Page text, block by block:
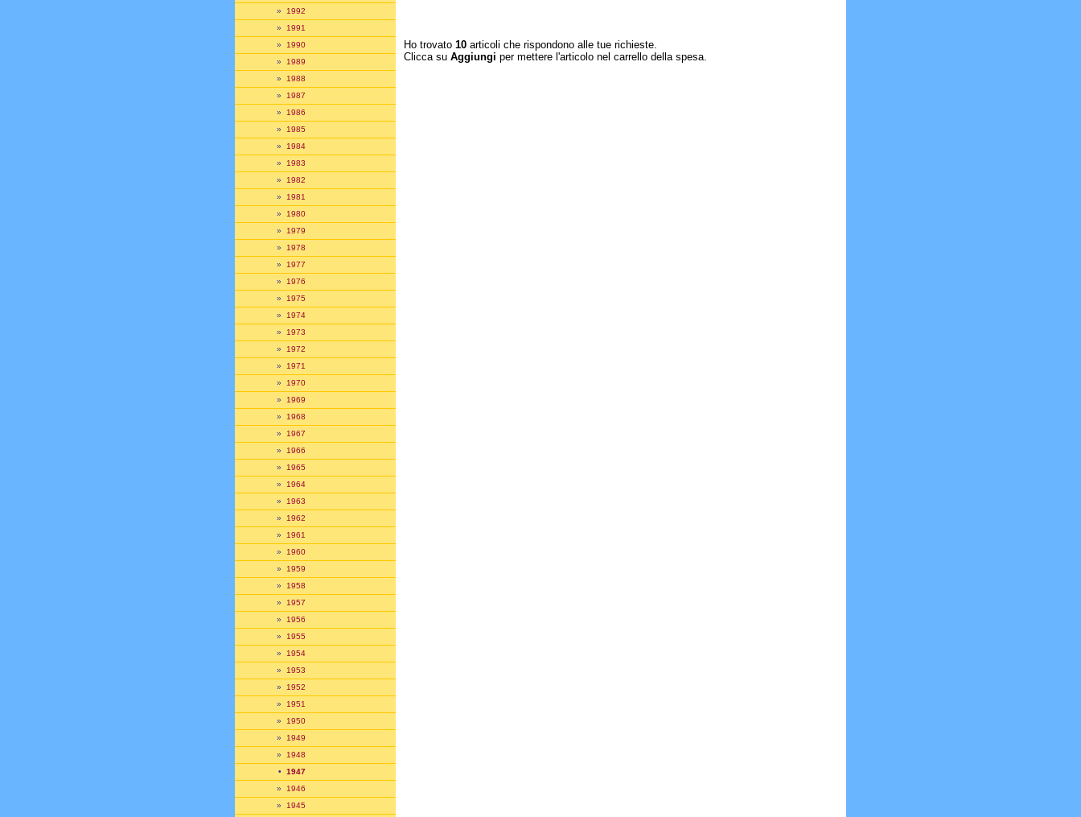
» 1992
» 1991
» 1990
» 1989
» 1988
» 1987
» 1986
» 1985
» 1984
» 1983
» 1982
» 1981
» 1980
» 1979
» 1978
» 1977
» 1976
» 1975
» 1974
» 1973
» 1972
» 1971
» 1970
» 1969
» 1968
» 1967
» 1966
» 1965
» 1964
» 1963
» 1962
» 1961
» 1960
» 1959
» 1958
» 1957
» 1956
» 1955
» 1954
» 1953
» 1952
» 1951
» 1950
» 1949
» 1948
• 1947
» 1946
» 1945
Ho trovato 10 articoli che rispondono alle tue richieste.
Clicca su Aggiungi per mettere l'articolo nel carrello della spesa.